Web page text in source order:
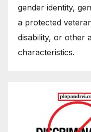
gender identity,
a protected
disability, or other
characteristics.